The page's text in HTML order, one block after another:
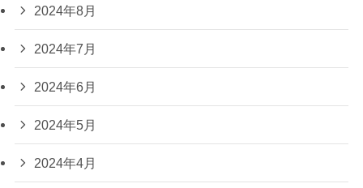
2024年8月
2024年7月
2024年6月
2024年5月
2024年4月